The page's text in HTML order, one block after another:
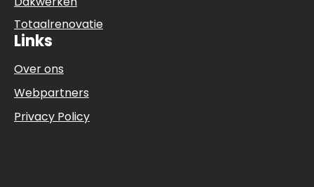
Totaalrenovatie
Links
Over ons
Webpartners
Privacy Policy